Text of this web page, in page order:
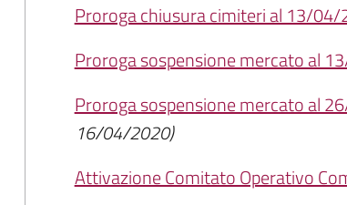
Proroga chiusura cimiteri al 13/
Proroga sospensione mercato al
Proroga sospensione mercato al
16/04/2020)
Attivazione Comitato Operativo